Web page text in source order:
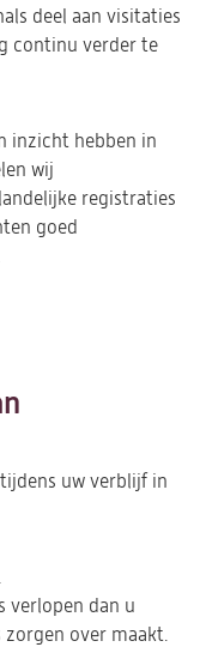
deel aan visitaties
continu verder te
inzicht hebben in
wij
registraties
goed
uw verblijf in
verlopen dan u
over maakt.